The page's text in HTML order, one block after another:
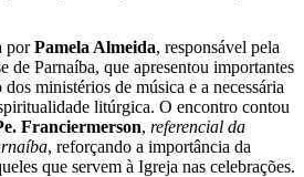
porPamela Almeida, responsável pela
de Parnaíba, que apresentou importantes
ministérios de música e a necessária
litúrgica. O encontro contou
Franciermerson, referencial da
, reforçando a importância da
que servem à Igreja nas celebrações.